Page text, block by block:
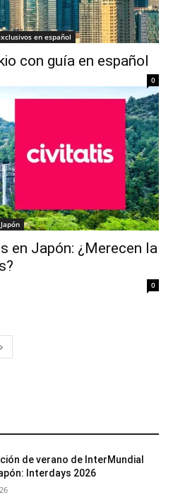
en español
con guía en español
0
en Japón: ¿Merecen la
0
de verano de InterMundial
Interdays 2026